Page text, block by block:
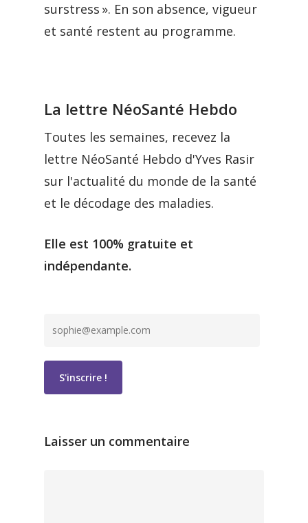
surstress ». En son absence, vigueur
et santé restent au programme.
La lettre NéoSanté Hebdo
Toutes les semaines, recevez la
lettre NéoSanté Hebdo d'Yves Rasir
sur l'actualité du monde de la santé
et le décodage des maladies.
Elle est 100% gratuite et
indépendante.
Laisser un commentaire